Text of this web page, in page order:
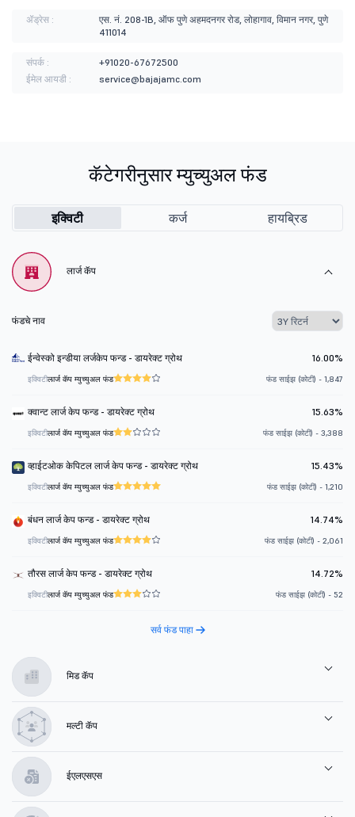
ॲड्रेस :
एस. नं. 208-1B, ऑफ पुणे अहमदनगर रोड, लोहागाव, विमान नगर, पुणे
411014
संपर्क :
+91020-67672500
ईमेल आयडी :
service@bajajamc.com
कॅटेगरीनुसार म्युच्युअल फंड
इक्विटी कर्ज हायब्रिड
लार्ज कॅप
फंडचे नाव
ईन्वेस्को इन्डीया लर्जकेप फन्ड - डायरेक्ट ग्रोथ 16.00%
इक्विटीलार्ज कॅप म्युच्युअल फंड फंड साईझ (कोटी) - 1,847
क्वान्ट लार्ज केप फन्ड - डायरेक्ट ग्रोथ 15.63%
इक्विटीलार्ज कॅप म्युच्युअल फंड फंड साईझ (कोटी) - 3,388
व्हाईटओक केपिटल लार्ज केप फन्ड - डायरेक्ट ग्रोथ 15.43%
इक्विटीलार्ज कॅप म्युच्युअल फंड फंड साईझ (कोटी) - 1,210
बंधन लार्ज केप फन्ड - डायरेक्ट ग्रोथ 14.74%
इक्विटीलार्ज कॅप म्युच्युअल फंड फंड साईझ (कोटी) - 2,061
तौरस लार्ज केप फन्ड - डायरेक्ट ग्रोथ 14.72%
इक्विटीलार्ज कॅप म्युच्युअल फंड फंड साईझ (कोटी) - 52
सर्व फंड पाहा
मिड कॅप
मल्टी कॅप
ईएलएसएस